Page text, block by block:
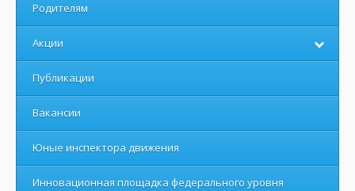
Родителям
Акции
Публикации
Вакансии
Юные инспектора движения
Инновационная площадка федерального уровня